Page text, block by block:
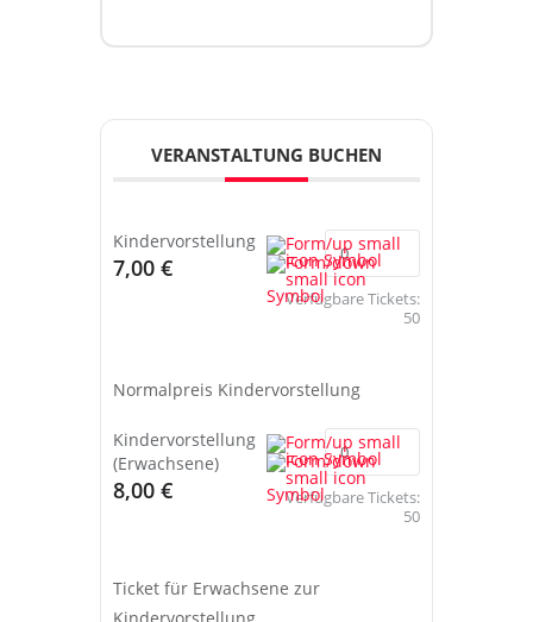
VERANSTALTUNG BUCHEN
Kindervorstellung
7,00 €
Verfügbare Tickets:
50
Normalpreis Kindervorstellung
Kindervorstellung
(Erwachsene)
8,00 €
Verfügbare Tickets:
50
Ticket für Erwachsene zur